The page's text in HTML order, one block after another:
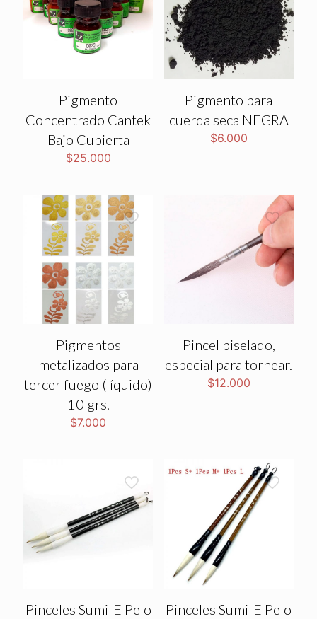
Pigmento
Concentrado Cantek
Bajo Cubierta
$25.000
Pigmento para
cuerda seca NEGRA
$6.000
Pigmentos
metalizados para
tercer fuego (líquido)
10 grs.
$7.000
Pincel biselado,
especial para tornear.
$12.000
Pinceles Sumi-E Pelo
Pinceles Sumi-E Pelo